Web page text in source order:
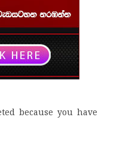
because you have